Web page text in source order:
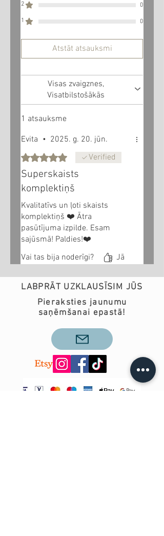
2 0
1 0
Atstāt atsauksmi
Visas zvaigznes,
Visatbilstošākās
1 atsauksme
Evita • 2025. g. 20. jūn.
Novērtēts ar 5 no 5 zvaigznēm.
Verified
Superskaists
komplektiņš
Kvalitatīvs un ļoti skaists
komplektiņš ❤️ Ātra
pasūtījuma izpilde. Esam
sajūsmā! Paldies!❤️
Vai tas bija noderīgi?
Jā
LABPRĀT UZKLAUSĪSIM JŪS
Pieraksties jaunumu
saņēmšanai epastā!